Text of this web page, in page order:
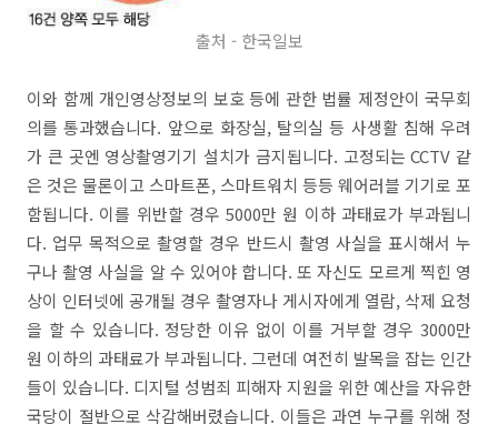
출처 - 한국일보
이와 함께 개인영상정보의 보호 등에 관한 법률 제정안이 국무회
의를 통과했습니다. 앞으로 화장실, 탈의실 등 사생활 침해 우려
가 큰 곳엔 영상촬영기기 설치가 금지됩니다. 고정되는 CCTV 같
은 것은 물론이고 스마트폰, 스마트워치 등등 웨어러블 기기로 포
함됩니다. 이를 위반할 경우 5000만 원 이하 과태료가 부과됩니
다. 업무 목적으로 촬영할 경우 반드시 촬영 사실을 표시해서 누
구나 촬영 사실을 알 수 있어야 합니다. 또 자신도 모르게 찍힌 영
상이 인터넷에 공개될 경우 촬영자나 게시자에게 열람, 삭제 요청
을 할 수 있습니다. 정당한 이유 없이 이를 거부할 경우 3000만
원 이하의 과태료가 부과됩니다. 그런데 여전히 발목을 잡는 인간
들이 있습니다. 디지털 성범죄 피해자 지원을 위한 예산을 자유한
국당이 절반으로 삭감해버렸습니다. 이들은 과연 누구를 위해 정